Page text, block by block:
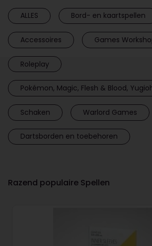
ALLES Bord- en kaartspellen
Accessoires Games
Roleplay
Pokémon, Magic, Flesh & Blood,
Schaken Warlord Games
Dartsborden en toebehoren
Razend populaire Spellen